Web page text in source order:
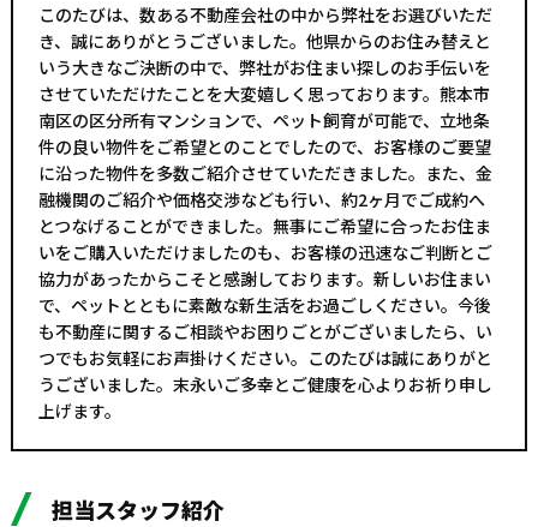
このたびは、数ある不動産会社の中から弊社をお選びいただ
き、誠にありがとうございました。他県からのお住み替えと
いう大きなご決断の中で、弊社がお住まい探しのお手伝いを
させていただけたことを大変嬉しく思っております。熊本市
南区の区分所有マンションで、ペット飼育が可能で、立地条
件の良い物件をご希望とのことでしたので、お客様のご要望
に沿った物件を多数ご紹介させていただきました。また、金
融機関のご紹介や価格交渉なども行い、約2ヶ月でご成約へ
とつなげることができました。無事にご希望に合ったお住ま
いをご購入いただけましたのも、お客様の迅速なご判断とご
協力があったからこそと感謝しております。新しいお住まい
で、ペットとともに素敵な新生活をお過ごしください。今後
も不動産に関するご相談やお困りごとがございましたら、い
つでもお気軽にお声掛けください。このたびは誠にありがと
うございました。末永いご多幸とご健康を心よりお祈り申し
上げます。
担当スタッフ紹介